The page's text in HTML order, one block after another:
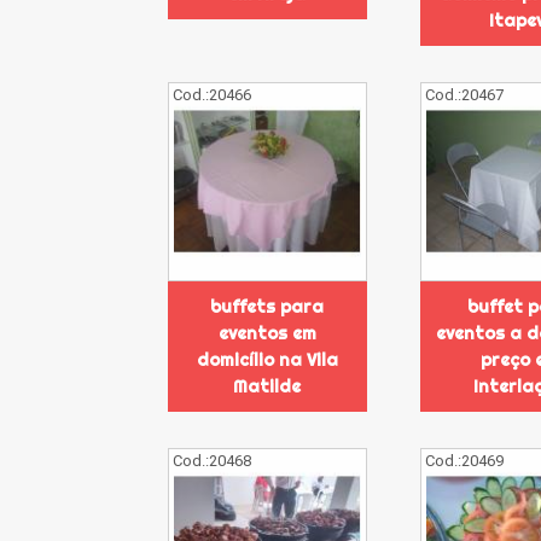
Cod.:20466
buffets para
eventos em
domicílio na Vila
Matilde
Cod.:20467
buffet
eventos a
preço
Cod.:20468 Cod.:20469